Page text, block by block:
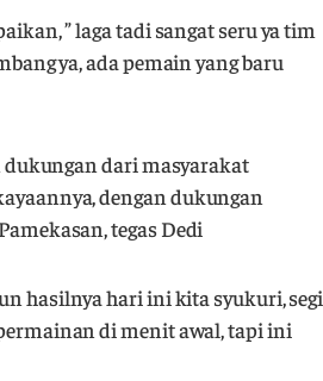
” laga tadi sangat seru ya tim
ya, ada pemain yang baru
dukungan dari masyarakat
dengan dukungan
tegas Dedi
hasilnya hari ini kita syukuri, segi
di menit awal, tapi ini